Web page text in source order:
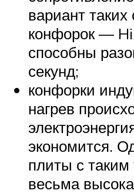
вариант
конфорок —
способны
секунд;
конфорки
нагрев
экономится.
плиты с
весьма